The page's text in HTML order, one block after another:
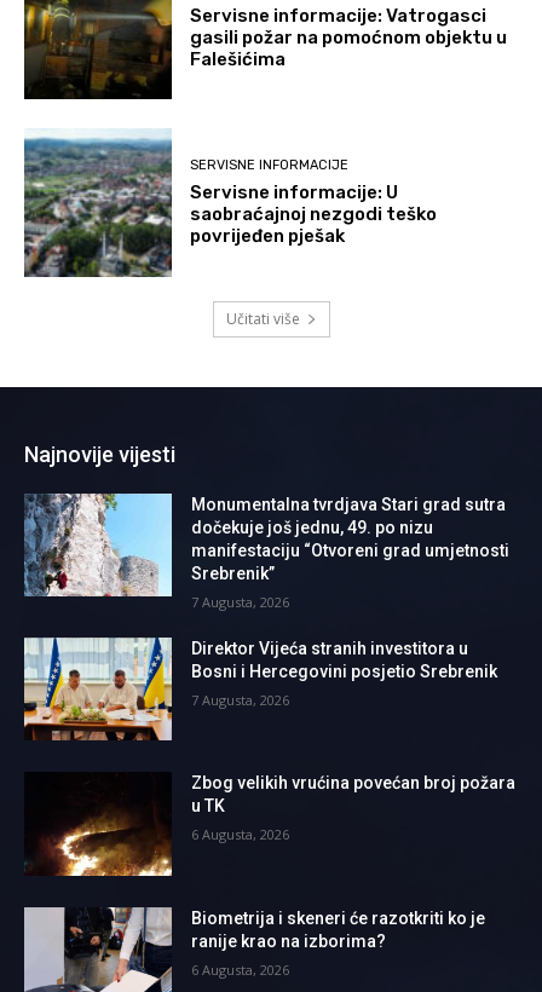
Servisne informacije: Vatrogasci
gasili požar na pomoćnom objektu u
Falešićima
SERVISNE INFORMACIJE
Servisne informacije: U
saobraćajnoj nezgodi teško
povrijeđen pješak
Učitati više
Najnovije vijesti
Monumentalna tvrdjava Stari grad sutra
dočekuje još jednu, 49. po nizu
manifestaciju “Otvoreni grad umjetnosti
Srebrenik”
7 Augusta, 2026
Direktor Vijeća stranih investitora u
Bosni i Hercegovini posjetio Srebrenik
7 Augusta, 2026
Zbog velikih vrućina povećan broj požara
u TK
6 Augusta, 2026
Biometrija i skeneri će razotkriti ko je
ranije krao na izborima?
6 Augusta, 2026